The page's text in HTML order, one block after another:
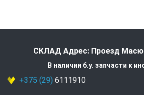
СКЛАД Адрес: Проезд
В наличии б.у. запчасти к
+375 (29) 6111910